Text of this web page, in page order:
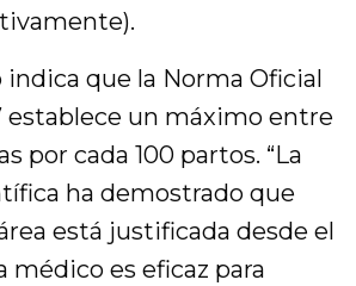
que la Norma Oficial
establece un máximo entre
por cada 100 partos. “La
ha demostrado que
está justificada desde el
médico es eficaz para